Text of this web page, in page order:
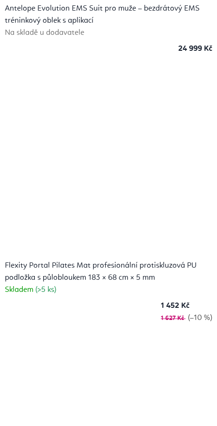
Antelope Evolution EMS Suit pro muže – bezdrátový EMS
tréninkový oblek s aplikací
Na skladě u dodavatele
24 999 Kč
Flexity Portal Pilates Mat profesionální protiskluzová PU
podložka s půlobloukem 183 × 68 cm × 5 mm
Skladem (>5 ks)
1 452 Kč
1 627 Kč (–10 %)